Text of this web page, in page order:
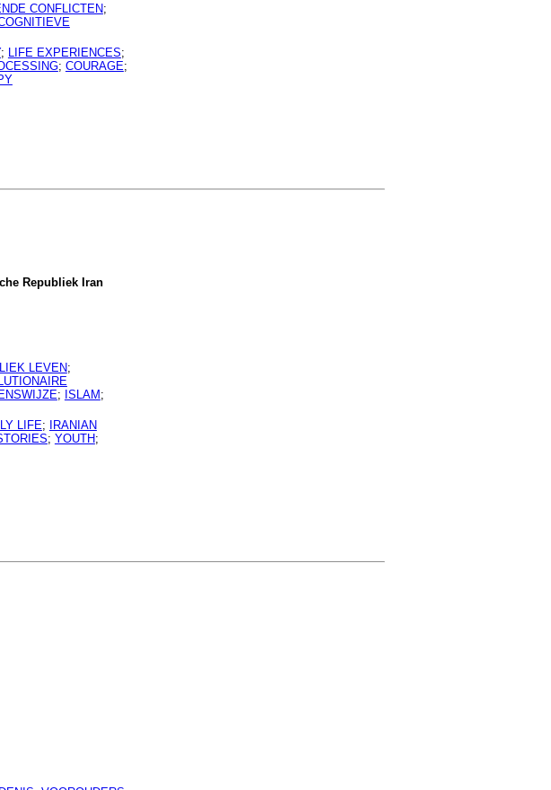
CONFLICTEN;
; LIFE EXPERIENCES;
; COURAGE;
Republiek Iran
LEVEN;
; ISLAM ;
LIFE;
IRANIAN
; YOUTH;